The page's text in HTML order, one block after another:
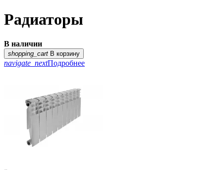
Радиаторы
В наличии
shopping_cart В корзину
navigate_nextПодробнее